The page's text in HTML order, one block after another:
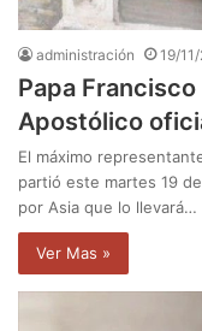
administración 19/
Papa
Apostólico
El máximo
partió este martes 19
por Asia que lo llevará…
Ver Mas »